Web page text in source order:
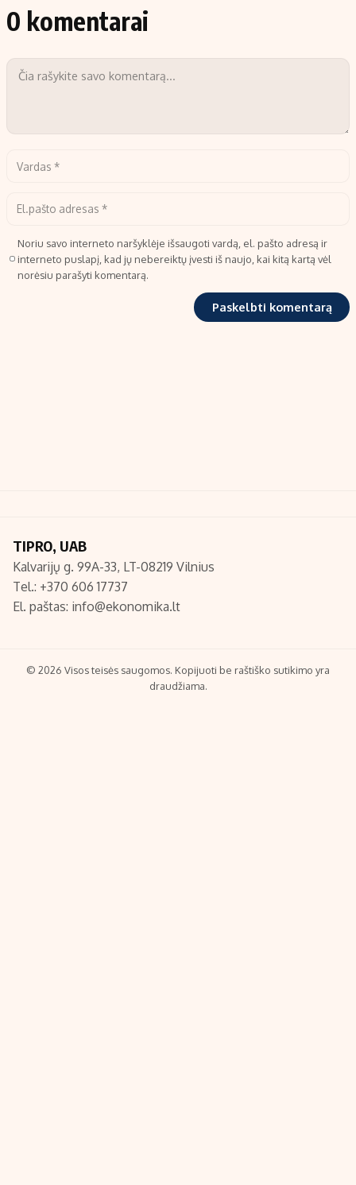
0 komentarai
Noriu savo interneto naršyklėje išsaugoti vardą, el. pašto adresą ir
interneto puslapį, kad jų nebereiktų įvesti iš naujo, kai kitą kartą vėl
norėsiu parašyti komentarą.
TIPRO, UAB
Kalvarijų g. 99A-33, LT-08219 Vilnius
Tel.: +370 606 17737
El. paštas: info@ekonomika.lt
© 2026 Visos teisės saugomos. Kopijuoti be raštiško sutikimo yra
draudžiama.